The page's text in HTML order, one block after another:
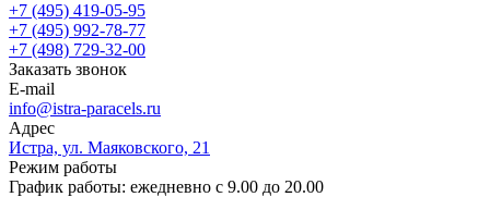
+7 (495) 419-05-95
+7 (495) 992-78-77
+7 (498) 729-32-00
Заказать звонок
E-mail
info@istra-paracels.ru
Адрес
Истра, ул. Маяковского, 21
Режим работы
График работы: ежедневно с 9.00 до 20.00